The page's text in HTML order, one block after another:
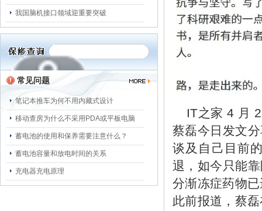
IT之家 4 月
蔡磊今日发文
谈及自己目前
退，如今只能
分渐冻症药物
此前报道，蔡
我国脑机接口领域迎重要突破
常见问题
笔记本推车为何不用内藏式设计
移动查房为什么不采用PDA或平板电脑
蓄电池的使用和保养需要注意什么？
蓄电池容量和放电时间的关系
充电器充电原理